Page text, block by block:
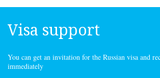
Visa support
You can get an invitation for the Russian visa and
immediately